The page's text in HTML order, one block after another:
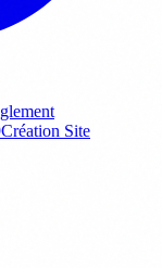
Création Site